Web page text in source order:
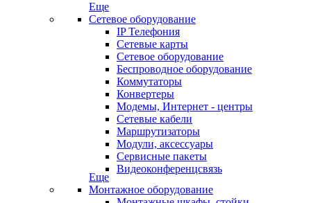
Еще
Сетевое оборудование
IP Телефония
Сетевые карты
Сетевое оборудование
Беспроводное оборудование
Коммутаторы
Конвертеры
Модемы, Интернет - центры
Сетевые кабели
Маршрутизаторы
Модули, аксессуары
Сервисные пакеты
Видеоконференцсвязь
Еще
Монтажное оборудование